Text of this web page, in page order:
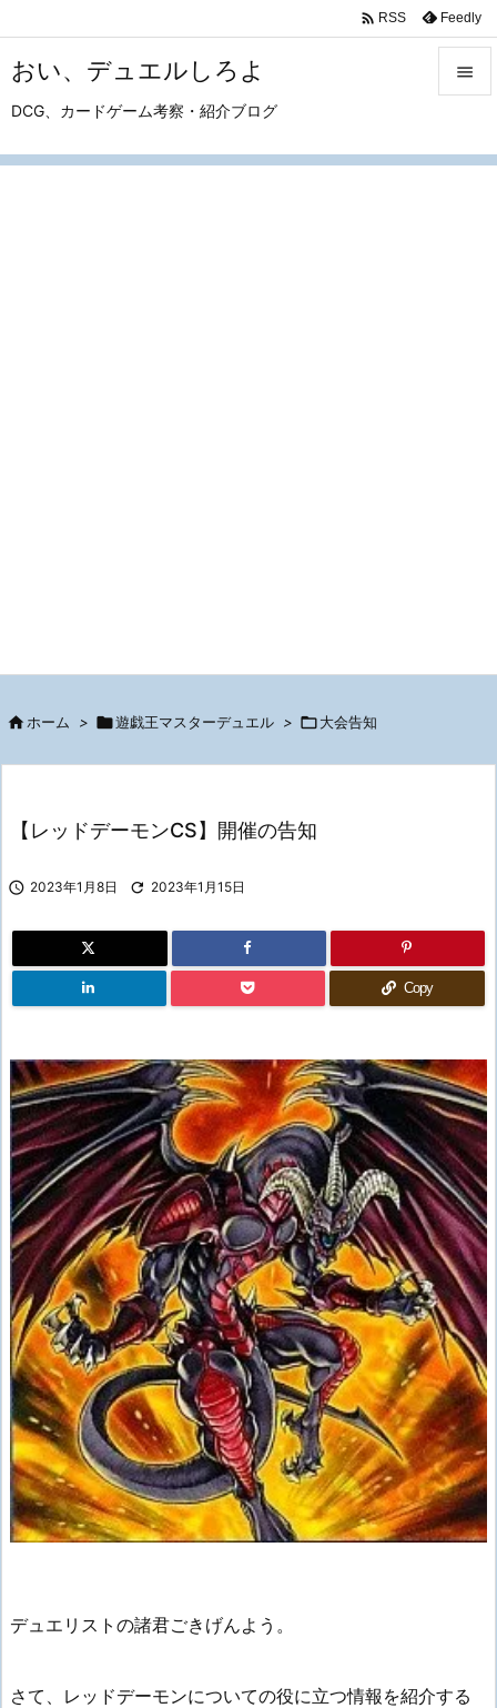
おい、デュエルしろよ
DCG、カードゲーム考察・紹介ブログ

 RSS Feedly
 ホーム > 遊戯王マスターデュエル > 大会告知
【レッドデーモンCS】開催の告知
 2023年1月8日  2023年1月15日
Copy
デュエリストの諸君ごきげんよう。
さて、レッドデーモンについての役に立つ情報を紹介する